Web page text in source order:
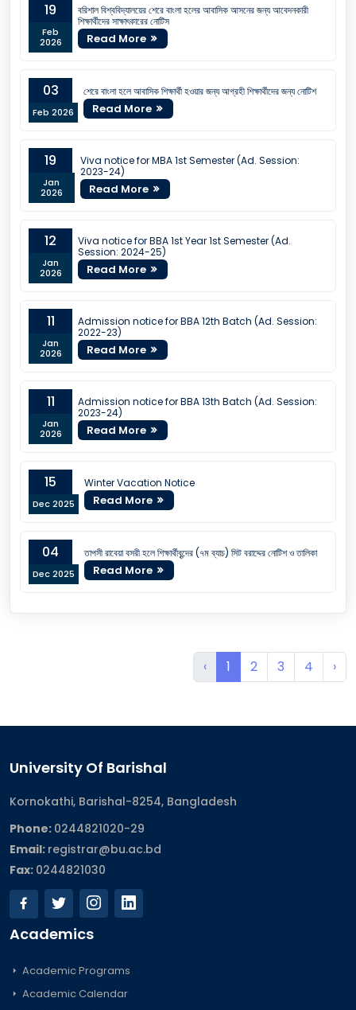
19
Feb
2026
বরিশাল বিশ্ববিদ্যালয়ের শেরে বাংলা হলের আবাসিক আসনের জন্য আবেদনকারী
শিক্ষার্থীদের সাক্ষাৎকারের নোটিস
Read More
03
Feb 2026
শেরে বাংলা হলে আবাসিক শিক্ষার্থী হওয়ার জন্য আগ্রহী শিক্ষার্থীদের জন্য নোটিশ
Read More
19
Jan
2026
Viva notice for MBA 1st Semester (Ad. Session:
2023-24)
Read More
12
Jan
2026
Viva notice for BBA 1st Year 1st Semester (Ad.
Session: 2024-25)
Read More
11
Jan
2026
Admission notice for BBA 12th Batch (Ad. Session:
2022-23)
Read More
11
Jan
2026
Admission notice for BBA 13th Batch (Ad. Session:
2023-24)
Read More
15
Dec 2025
Winter Vacation Notice
Read More
04
Dec 2025
তাপসী রাবেয়া বসরী হলে শিক্ষার্থীবৃন্দের (৭ম ব্যাচ) সিট বরাদ্দের নোটিশ ও তালিকা
Read More
‹ 1 2 3 4 ›
University Of Barishal
Kornokathi, Barishal-8254, Bangladesh
Phone: 0244821020‬-29
Email: registrar@bu.ac.bd
Fax: 0244821030
Academics
Academic Programs
Academic Calendar